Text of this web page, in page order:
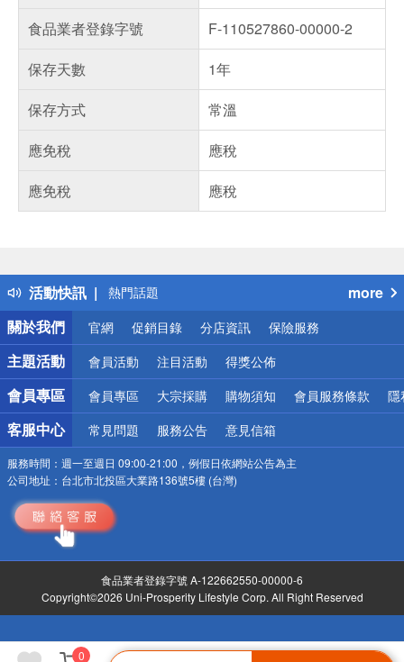
0
食品業者登錄字號
F-110527860-00000-2
保存天數
1年
保存方式
常溫
應免稅
應稅
應免稅
應稅
活動快訊
得獎公告
熱門話題
銀行優惠
偏遠地區配送
詐騙網頁！請小心！
more
關於我們
官網 促銷目錄 分店資訊 保險服務
主題活動 會員活動 注目活動 得獎公佈
會員專區 會員專區 大宗採購 購物須知 會員服務條款 隱
客服中心 常見問題 服務公告 意見信箱
服務時間： 週一至週日 09:00-21:00，例假日依網站公告為主
公司地址： 台北市北投區大業路136號5樓 (台灣)
食品業者登錄字號 A-122662550-00000-6
Copyright©2026 Uni-Prosperity Lifestyle Corp. All Right Reserved